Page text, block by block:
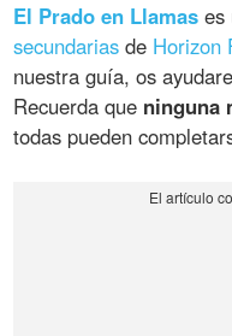
El Prado en Llamas es
secundarias de Horizon
nuestra guía, os
Recuerda que ninguna
todas pueden